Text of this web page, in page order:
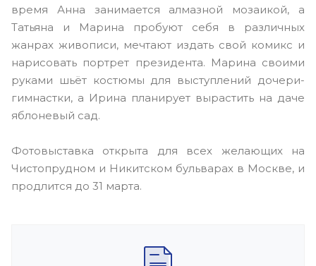
время Анна занимается алмазной мозаикой, а
Татьяна и Марина пробуют себя в различных
жанрах живописи, мечтают издать свой комикс и
нарисовать портрет президента. Марина своими
руками шьёт костюмы для выступлений дочери-
гимнастки, а Ирина планирует вырастить на даче
яблоневый сад.
Фотовыставка открыта для всех желающих на
Чистопрудном и Никитском бульварах в Москве, и
продлится до 31 марта.